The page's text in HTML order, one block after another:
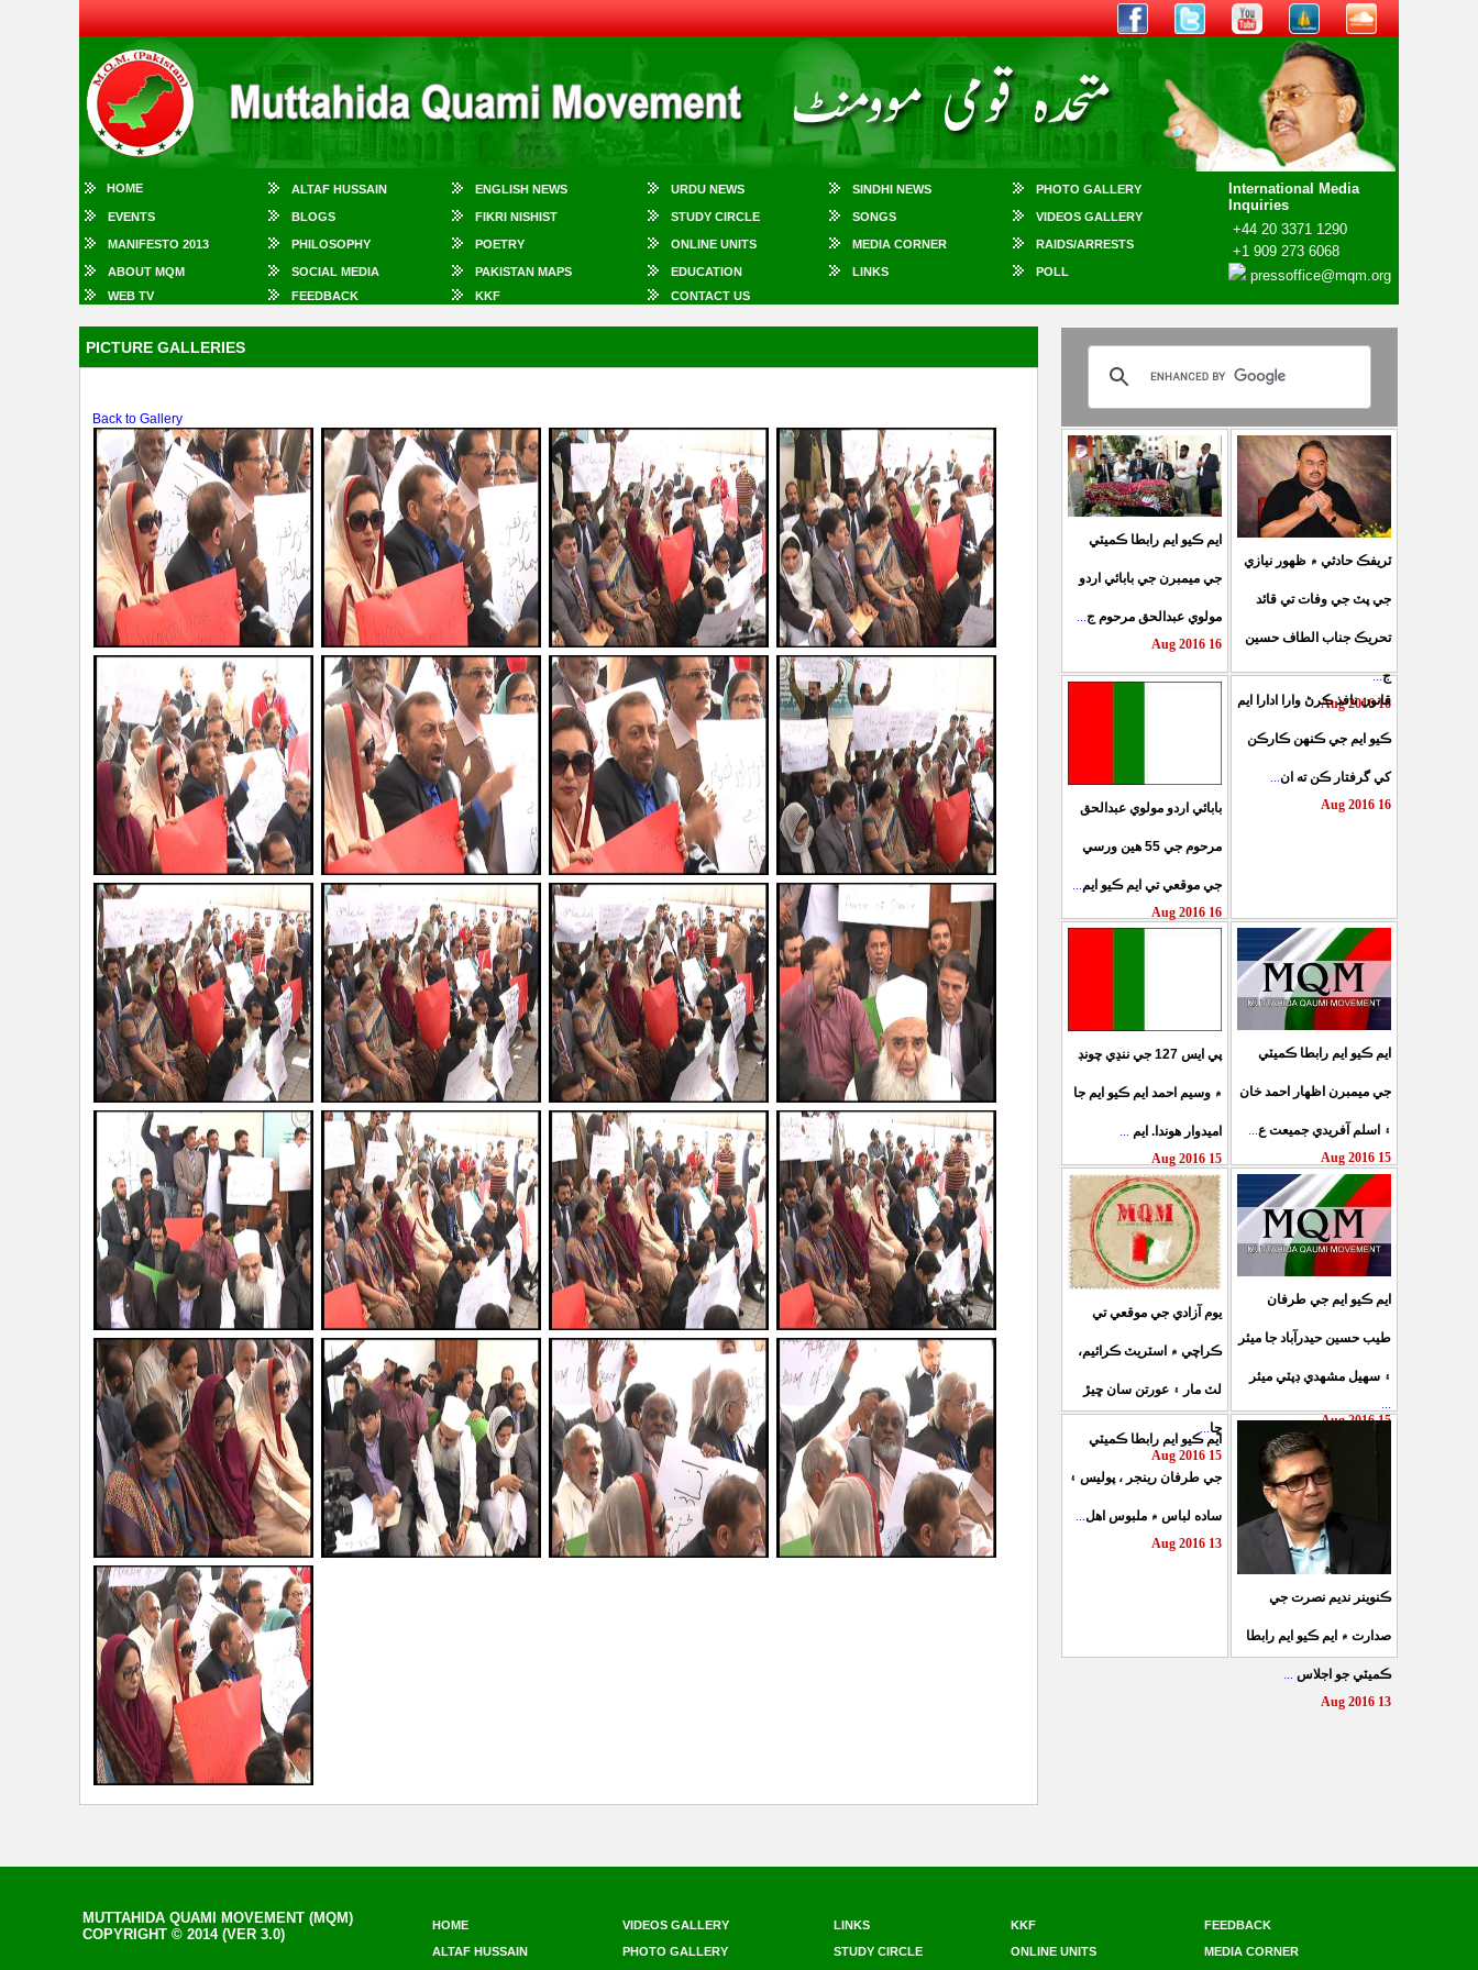
HOME ALTAF HUSSAIN ENGLISH NEWS URDU NEWS SINDHI NEWS PHOTO GALLERY
International Media
Inquiries
+44 20 3371 1290
+1 909 273 6068
pressoffice@mqm.org
EVENTS BLOGS FIKRI NISHIST STUDY CIRCLE SONGS VIDEOS GALLERY
MANIFESTO 2013 PHILOSOPHY POETRY ONLINE UNITS MEDIA CORNER RAIDS/ARRESTS
ABOUT MQM SOCIAL MEDIA PAKISTAN MAPS EDUCATION LINKS
POLL
WEB TV
FEEDBACK KKF CONTACT US
PICTURE GALLERIES
Back to Gallery
ايم ڪيو ايم رابطا ڪميٽي
جي ميمبرن جي بابائي اردو
مولوي عبدالحق مرحوم ج
16 Aug 2016
ٽريفڪ حادثي ۾ ظهور نيازي
جي پٽ جي وفات تي قائد
تحريڪ جناب الطاف حسين
ج...
16 Aug 2016
بابائي اردو مولوي عبدالحق
مرحوم جي 55 هين ورسي
جي موقعي تي ايم ڪيو ايم
16 Aug 2016
قانون نافذ ڪرڻ وارا ادارا ايم
ڪيو ايم جي ڪنهن ڪارڪن
کي گرفتار ڪن ته ان...
16 Aug 2016
پي ايس 127 جي ننڍي چونڊ
۾ وسيم احمد ايم ڪيو ايم جا
اميدوار هوندا. ايم
15 Aug 2016
ايم ڪيو ايم رابطا ڪميٽي
جي ميمبرن اظهار احمد خان
۽ اسلم آفريدي جميعت ع...
15 Aug 2016
يوم آزادي جي موقعي تي
ڪراچي ۾ اسٽريٽ ڪرائيم،
لٽ مار ۽ عورتن سان ڇيڙ
ڇا...
15 Aug 2016
ايم ڪيو ايم جي طرفان
طيب حسين حيدرآباد جا ميئر
۽ سهيل مشهدي ڊپٽي ميئر
...
15 Aug 2016
ايم ڪيو ايم رابطا ڪميٽي
جي طرفان رينجر ، پوليس ۽
ساده لباس ۾ ملبوس اهل...
13 Aug 2016
ڪنوينر نديم نصرت جي
صدارت ۾ ايم ڪيو ايم رابطا
ڪميٽي جو اجلاس ...
13 Aug 2016
MUTTAHIDA QUAMI MOVEMENT (MQM)
COPYRIGHT © 2014 (VER 3.0)
HOME VIDEOS GALLERY LINKS KKF
FEEDBACK
ALTAF HUSSAIN
PHOTO GALLERY STUDY CIRCLE ONLINE UNITS MEDIA CORNER